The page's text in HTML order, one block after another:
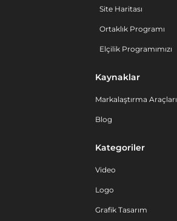
Site Haritası
Ortaklık Programı
Elçilik Programımızı
Kaynaklar
Markalaştırma Araçları
Blog
Kategoriler
Video
Logo
Grafik Tasarım